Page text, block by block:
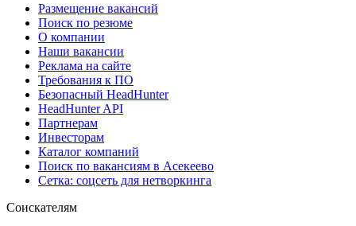
Размещение вакансий
Поиск по резюме
О компании
Наши вакансии
Реклама на сайте
Требования к ПО
Безопасный HeadHunter
HeadHunter API
Партнерам
Инвесторам
Каталог компаний
Поиск по вакансиям в Асекеево
Сетка: соцсеть для нетворкинга
Соискателям